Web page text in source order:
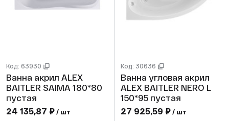
Код: 63930
Ванна акрил ALEX
BAITLER SAIMA 180*80
пустая
24 135,87 ₽ / шт
Код: 30636
Ванна угловая акрил
ALEX BAITLER NERO L
150*95 пустая
27 925,59 ₽ / шт